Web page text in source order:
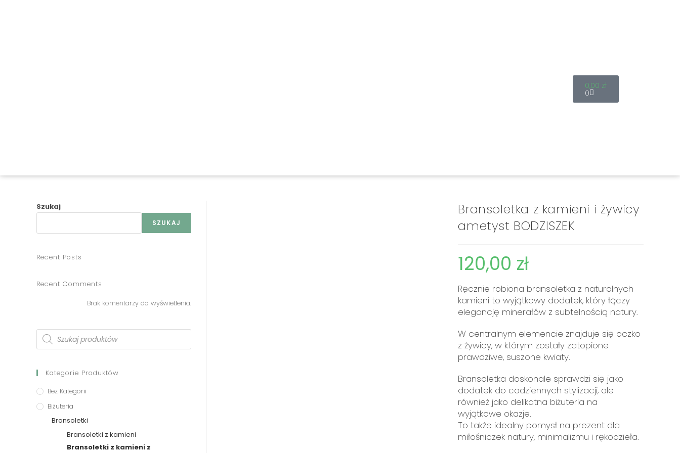
0,00 zł
0
Bransoletka z kamieni i żywicy
ametyst BODZISZEK
120,00 zł
Ręcznie robiona bransoletka z naturalnych
kamieni to wyjątkowy dodatek, który łączy
elegancję minerałów z subtelnością natury.
W centralnym elemencie znajduje się oczko
z żywicy, w którym zostały zatopione
prawdziwe, suszone kwiaty.
Bransoletka doskonale sprawdzi się jako
dodatek do codziennych stylizacji, ale
również jako delikatna biżuteria na
wyjątkowe okazje.
To także idealny pomysł na prezent dla
miłośniczek natury, minimalizmu i rękodzieła.
Szukaj
SZUKAJ
Recent Posts
Recent Comments
Brak komentarzy do wyświetlenia.
Kategorie Produktów
Bez Kategorii
Biżuteria
Bransoletki
Bransoletki z kamieni
Bransoletki z kamieni z